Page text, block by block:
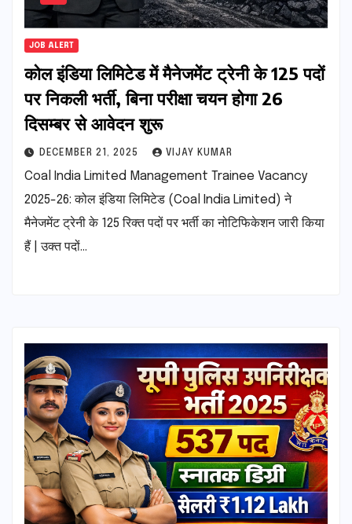
JOB ALERT
कोल इंडिया लिमिटेड में मैनेजमेंट ट्रेनी के 125 पदों
पर निकली भर्ती, बिना परीक्षा चयन होगा 26
दिसम्बर से आवेदन शुरू
DECEMBER 21, 2025 VIJAY KUMAR
Coal India Limited Management Trainee Vacancy
2025-26: कोल इंडिया लिमिटेड (Coal India Limited) ने
मैनेजमेंट ट्रेनी के 125 रिक्त पदों पर भर्ती का नोटिफिकेशन जारी किया
हैं | उक्त पदों…